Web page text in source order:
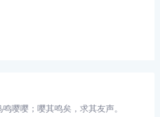
嘤嘤；嘤其鸣矣，求其友声。